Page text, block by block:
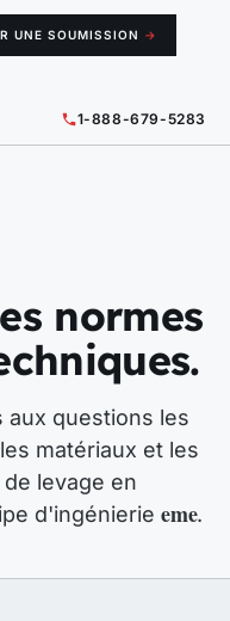
1-888-679-5283
UNE SOUMISSION →
normes
aux questions les
matériaux et les
levage en
d'ingénierie eme.